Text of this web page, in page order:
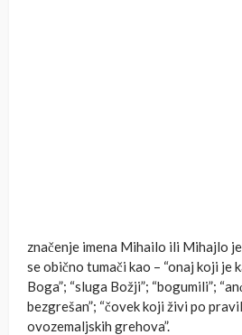
značenje imena Mihailo ili Mihajlo
se obično tumači kao – “onaj koji je
Boga”; “sluga Božji”; “bogumili”;
bezgrešan”; “čovek koji živi po
ovozemaljskih grehova”.